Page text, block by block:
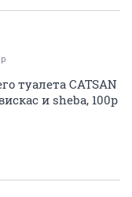
туалета CATSAN
и sheba, 100р